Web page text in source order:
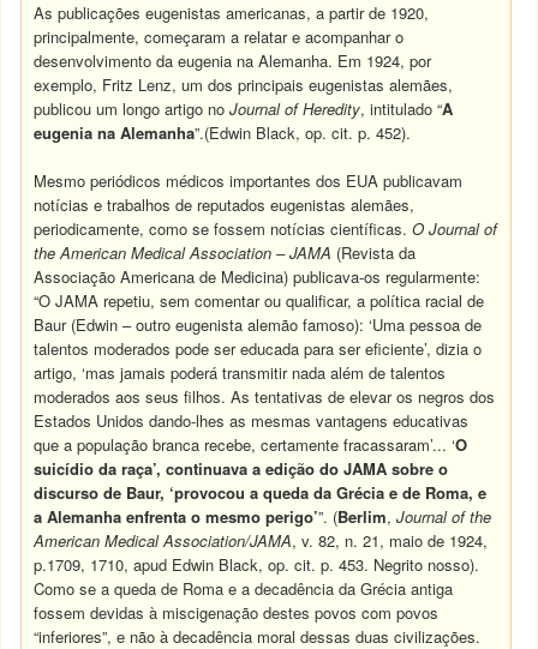
As publicações eugenistas americanas, a partir de 1920,
principalmente, começaram a relatar e acompanhar o
desenvolvimento da eugenia na Alemanha. Em 1924, por
exemplo, Fritz Lenz, um dos principais eugenistas alemães,
publicou um longo artigo noJournal of Heredity, intitulado “A
eugenia na Alemanha”.(Edwin Black, op. cit. p. 452).
Mesmo periódicos médicos importantes dos EUA publicavam
notícias e trabalhos de reputados eugenistas alemães,
periodicamente, como se fossem notícias científicas.O Journal of
the American Medical Association – JAMA (Revista da
Associação Americana de Medicina) publicava-os regularmente:
“O JAMA repetiu, sem comentar ou qualificar, a política racial de
Baur (Edwin – outro eugenista alemão famoso): ‘Uma pessoa de
talentos moderados pode ser educada para ser eficiente’, dizia o
artigo, ‘mas jamais poderá transmitir nada além de talentos
moderados aos seus filhos. As tentativas de elevar os negros dos
Estados Unidos dando-lhes as mesmas vantagens educativas
que a população branca recebe, certamente fracassaram’... ‘O
suicídio da raça’, continuava a edição do JAMA sobre o
discurso de Baur, ‘provocou a queda da Grécia e de Roma, e
a Alemanha enfrenta o mesmo perigo’”. (Berlim,Journal of the
American Medical Association/JAMA, v. 82, n. 21, maio de 1924,
p.1709, 1710, apud Edwin Black, op. cit. p. 453. Negrito nosso).
Como se a queda de Roma e a decadência da Grécia antiga
fossem devidas à miscigenação destes povos com povos
“inferiores”, e não à decadência moral dessas duas civilizações.